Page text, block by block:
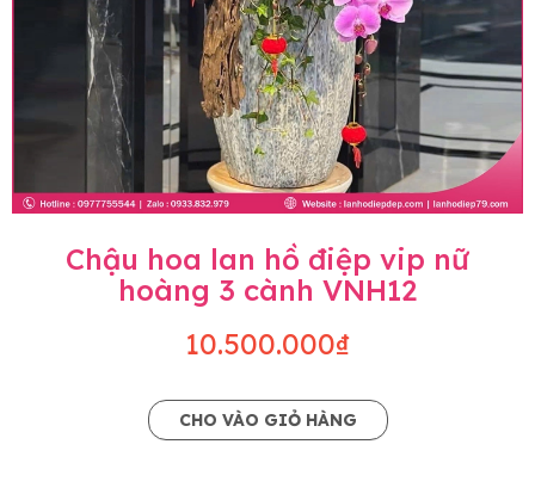
Chậu hoa lan hồ điệp vip nữ
hoàng 3 cành VNH12
10.500.000₫
CHO VÀO GIỎ HÀNG